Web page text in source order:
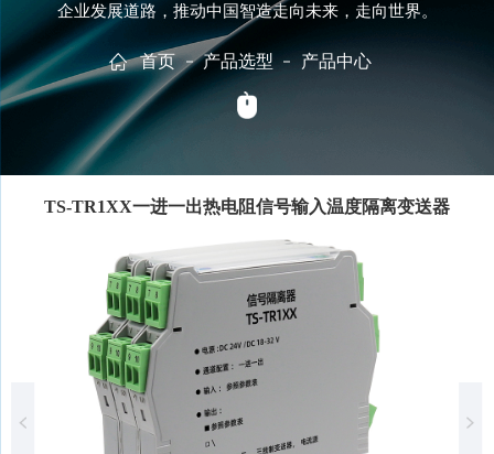
企业发展道路，推动中国智造走向未来，走向世界。
首页 产品选型 产品中心
TS-TR1XX一进一出热电阻信号输入温度隔离变送器